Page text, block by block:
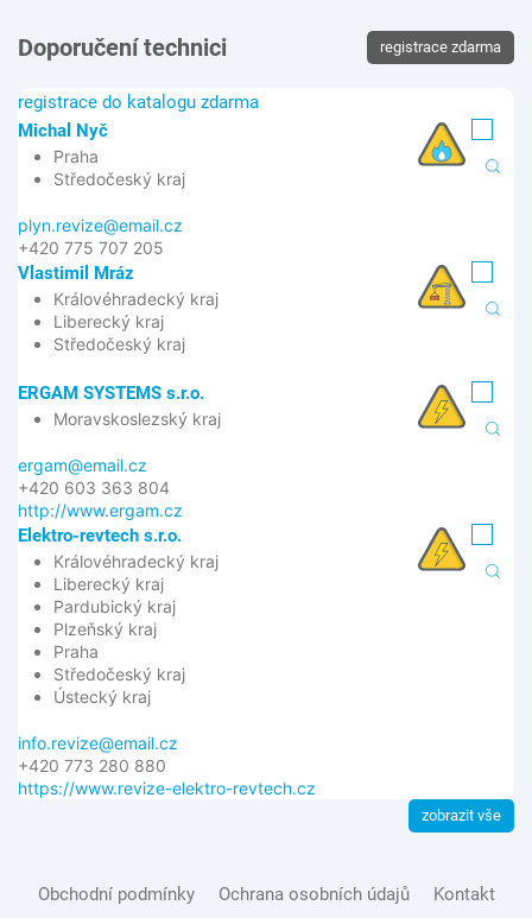
Doporučení technici registrace zdarma
registrace do katalogu zdarma
Michal Nyč
Praha
Středočeský kraj
plyn.revize@email.cz
+420 775 707 205
Vlastimil Mráz
Královéhradecký kraj
Liberecký kraj
Středočeský kraj
ERGAM SYSTEMS s.r.o.
Moravskoslezský kraj
ergam@email.cz
+420 603 363 804
http://www.ergam.cz
Elektro-revtech s.r.o.
Královéhradecký kraj
Liberecký kraj
Pardubický kraj
Plzeňský kraj
Praha
Středočeský kraj
Ústecký kraj
info.revize@email.cz
+420 773 280 880
https://www.revize-elektro-revtech.cz
zobrazit vše
Obchodní podmínky Ochrana osobních údajů Kontakt